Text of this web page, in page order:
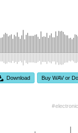
Download Buy WAV or
electronic